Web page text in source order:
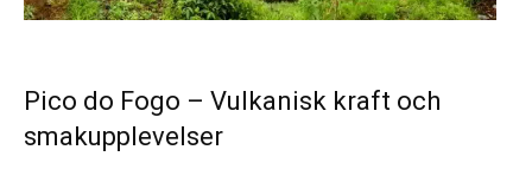
Pico do Fogo – Vulkanisk kraft och
smakupplevelser